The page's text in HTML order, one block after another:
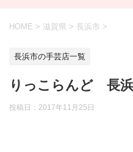
HOME > 滋賀県 > 長浜市 >
長浜市の手芸店一覧
りっこらんど 長
投稿日： 2017年11月25日